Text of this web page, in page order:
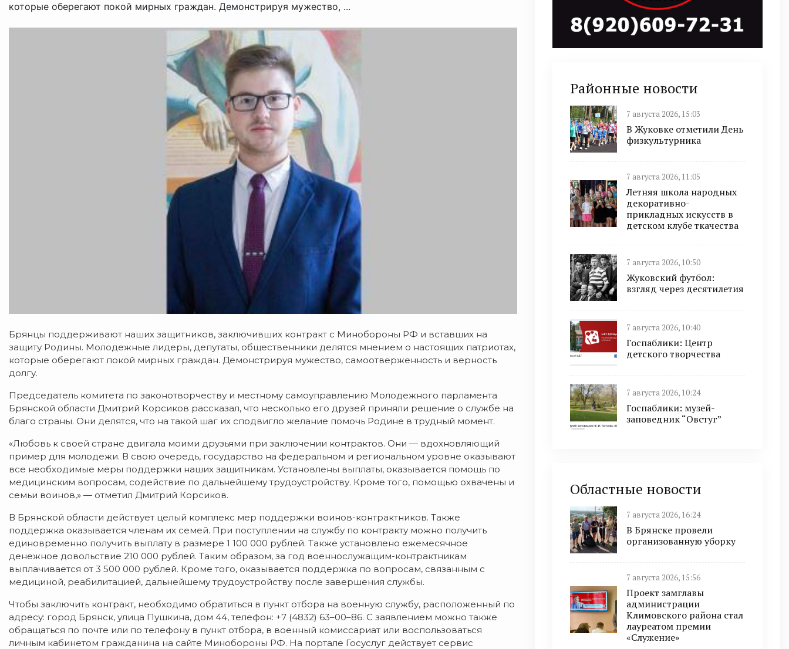
которые оберегают покой мирных граждан. Демонстрируя мужество, ...
Брянцы поддерживают наших защитников, заключивших контракт с Минобороны РФ и вставших на
защиту Родины. Молодежные лидеры, депутаты, общественники делятся мнением о настоящих патриотах,
которые оберегают покой мирных граждан. Демонстрируя мужество, самоотверженность и верность
долгу.
Председатель комитета по законотворчеству и местному самоуправлению Молодежного парламента
Брянской области Дмитрий Корсиков рассказал, что несколько его друзей приняли решение о службе на
благо страны. Они делятся, что на такой шаг их сподвигло желание помочь Родине в трудный момент.
«Любовь к своей стране двигала моими друзьями при заключении контрактов. Они — вдохновляющий
пример для молодежи. В свою очередь, государство на федеральном и региональном уровне оказывают
все необходимые меры поддержки наших защитникам. Установлены выплаты, оказывается помощь по
медицинским вопросам, содействие по дальнейшему трудоустройству. Кроме того, помощью охвачены и
семьи воинов,» — отметил Дмитрий Корсиков.
В Брянской области действует целый комплекс мер поддержки воинов-контрактников. Также
поддержка оказывается членам их семей. При поступлении на службу по контракту можно получить
единовременно получить выплату в размере 1 100 000 рублей. Также установлено ежемесячное
денежное довольствие 210 000 рублей. Таким образом, за год военнослужащим-контрактникам
выплачивается от 3 500 000 рублей. Кроме того, оказывается поддержка по вопросам, связанным с
медициной, реабилитацией, дальнейшему трудоустройству после завершения службы.
Чтобы заключить контракт, необходимо обратиться в пункт отбора на военную службу, расположенный по
адресу: город Брянск, улица Пушкина, дом 44, телефон: +7 (4832) 63–00–86. С заявлением можно также
обращаться по почте или по телефону в пункт отбора, в военный комиссариат или воспользоваться
личным кабинетом гражданина на сайте Минoбороны РФ. На портале Госуслуг действует сервис
Районные новости
7 августа 2026, 15:03
В Жуковке отметили День
физкультурника
7 августа 2026, 11:05
Летняя школа народных
декоративно-
прикладных искусств в
детском клубе ткачества
7 августа 2026, 10:50
Жуковский футбол:
взгляд через десятилетия
7 августа 2026, 10:40
Госпаблики: Центр
детского творчества
7 августа 2026, 10:24
Госпаблики: музей-
заповедник “Овстуг”
Областные новости
7 августа 2026, 16:24
В Брянске провели
организованную уборку
7 августа 2026, 15:56
Проект замглавы
администрации
Климовского района стал
лауреатом премии
«Служение»